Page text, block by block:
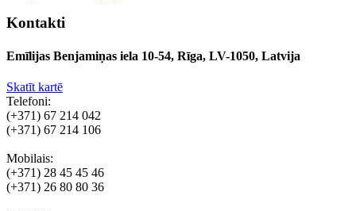
Kontakti
Emīlijas Benjamiņas iela 10-54, Rīga, LV-1050, Latvija
Skatīt kartē
Telefoni:
(+371) 67 214 042
(+371) 67 214 106
Mobilais:
(+371) 28 45 45 46
(+371) 26 80 80 36